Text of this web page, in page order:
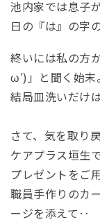
池内家では息子
日の『は』の字
終いには私の方
ω′)」と聞く始末。
結局皿洗いだけ
さて、気を取り
ケアプラス垣生
プレゼントをご
職員手作りのカ
ージを添えて‥